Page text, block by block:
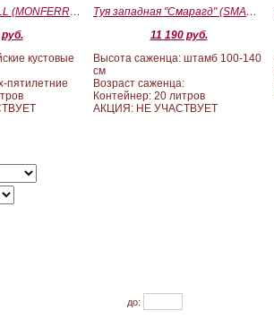
DARCEY BUSSELL (MONFERRATO) (Дарси Басл)
кустовые
пятилетние
Туя западная "Смарагд" (SMARAGD) ШТАМБ 100-140
11 190 руб.
Высота саженца: штамб 100-140
см
Возраст саженца:
Контейнер: 20 литров
АКЦИЯ: НЕ УЧАСТВУЕТ
до: